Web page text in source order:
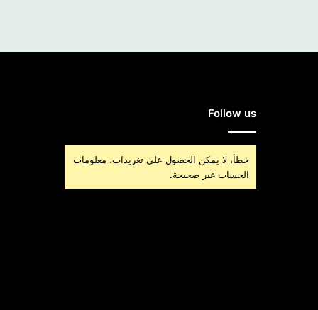
Follow us
خطأ، لا يمكن الحصول على تغريدات، معلومات
الحساب غير صحيحة.